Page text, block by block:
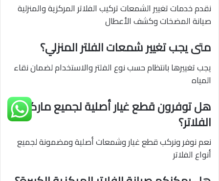
نقدم خدمات تغيير الشمعات تركيب الفلاتر المركزية والمنزلية
صيانة المضخات وكشف الأعطال
متى يجب تغيير شمعات الفلتر المنزلي؟
يجب تغييرها بانتظام حسب نوع الفلتر والاستخدام لضمان نقاء
المياه
هل توفرون قطع غيار أصلية لجميع ماركات
الفلاتر؟
نعم نوفر ونركب قطع غيار وشمعات أصلية ومضمونة لجميع
أنواع الفلاتر